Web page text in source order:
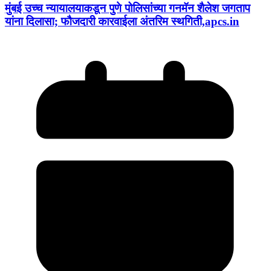
मुंबई उच्च न्यायालयाकडून पुणे पोलिसांच्या गनमॅन शैलेश जगताप
यांना दिलासा; फौजदारी कारवाईला अंतरिम स्थगिती,apcs.in